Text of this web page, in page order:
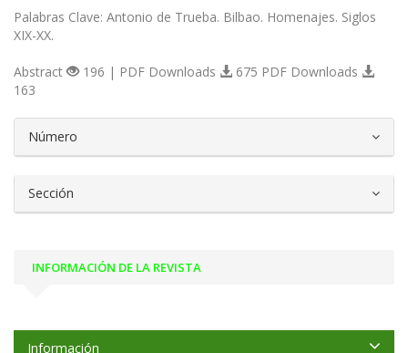
Palabras Clave: Antonio de Trueba. Bilbao. Homenajes. Siglos
XIX-XX.
Abstract 196 | PDF Downloads
675 PDF Downloads
163
Número
Sección
INFORMACIÓN DE LA REVISTA
Información